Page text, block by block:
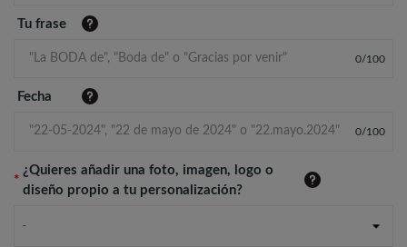
Tu frase
0/100
Fecha
0/100
*
¿Quieres añadir una foto, imagen, logo o
diseño propio a tu personalización?
-